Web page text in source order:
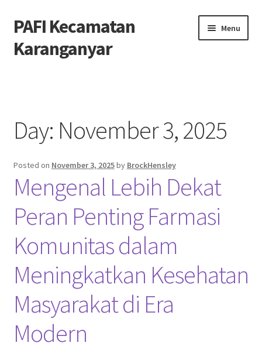
Skip
to
navigation
Skip
to
content
PAFI Kecamatan
Karanganyar
Menu
Privacy Policy
Tentang Kami
Day: November 3, 2025
Posted on November 3, 2025by BrockHensley
Mengenal Lebih Dekat
Peran Penting Farmasi
Komunitas dalam
Meningkatkan Kesehatan
Masyarakat di Era
Modern